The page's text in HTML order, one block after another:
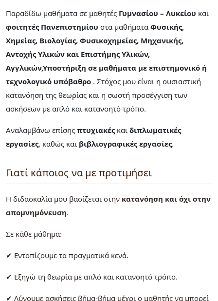
Παραδίδω μαθήματα σε μαθητές Γυμνασίου – Λυκείου και
φοιτητές Πανεπιστημίου στα μαθήματα Φυσικής,
Χημείας, Βιολογίας, Φυσικοχημείας, Μηχανικής,
Αντοχής Υλικών και Επιστήμης Υλικών,
Αγγλικών,Υποστήριξη σε μαθήματα με επιστημονικό ή
τεχνολογικό υπόβαθρο . Στόχος μου είναι η ουσιαστική
κατανόηση της θεωρίας και η σωστή προσέγγιση των
ασκήσεων με απλό και κατανοητό τρόπο.
Αναλαμβάνω επίσης πτυχιακές και διπλωματικές
εργασίες, καθώς και βιβλιογραφικές εργασίες.
Γιατί κάποιος να με προτιμήσει
Η διδασκαλία μου βασίζεται στην κατανόηση και όχι στην
απομνημόνευση.
Σε κάθε μάθημα:
✔ Εντοπίζουμε τα πραγματικά κενά.
✔ Εξηγώ τη θεωρία με απλό και κατανοητό τρόπο.
✔ Λύνουμε ασκήσεις βήμα-βήμα μέχρι ο μαθητής να μπορεί